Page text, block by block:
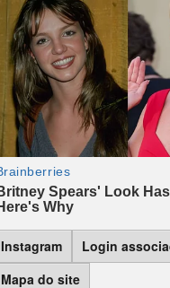
Instagram Login
Mapa do site